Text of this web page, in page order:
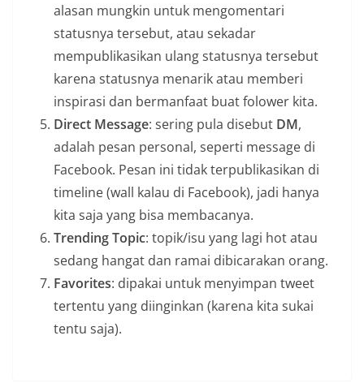
alasan mungkin untuk mengomentari
statusnya tersebut, atau sekadar
mempublikasikan ulang statusnya tersebut
karena statusnya menarik atau memberi
inspirasi dan bermanfaat buat folower kita.
Direct Message: sering pula disebut DM,
adalah pesan personal, seperti message di
Facebook. Pesan ini tidak terpublikasikan di
timeline (wall kalau di Facebook), jadi hanya
kita saja yang bisa membacanya.
Trending Topic: topik/isu yang lagi hot atau
sedang hangat dan ramai dibicarakan orang.
Favorites: dipakai untuk menyimpan tweet
tertentu yang diinginkan (karena kita sukai
tentu saja).